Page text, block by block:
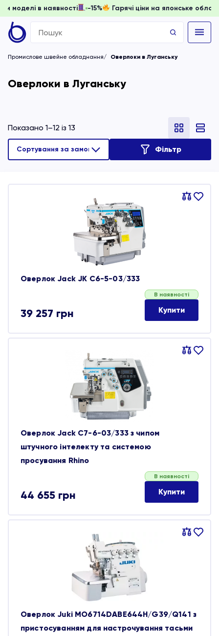
доки моделі в наявності -15% Гарячі ціни на
Search
for:
Промислове швейне обладнання Оверлоки в Луганську
Оверлоки в Луганську
Показано 1–12 із 13
Фільтр
Порівняти
В
Оверлок Jack JK C6-5-03/333
39 257 грн
В наявності
Купити
Порівняти
В
Оверлок Jack C7-6-03/333 з чипом
штучного інтелекту та системою
просування Rhino
44 655 грн
В наявності
Купити
Порівняти
В
Оверлок Juki MO6714DABE644H/G39/Q141 з
пристосуванням для настрочування тасьми